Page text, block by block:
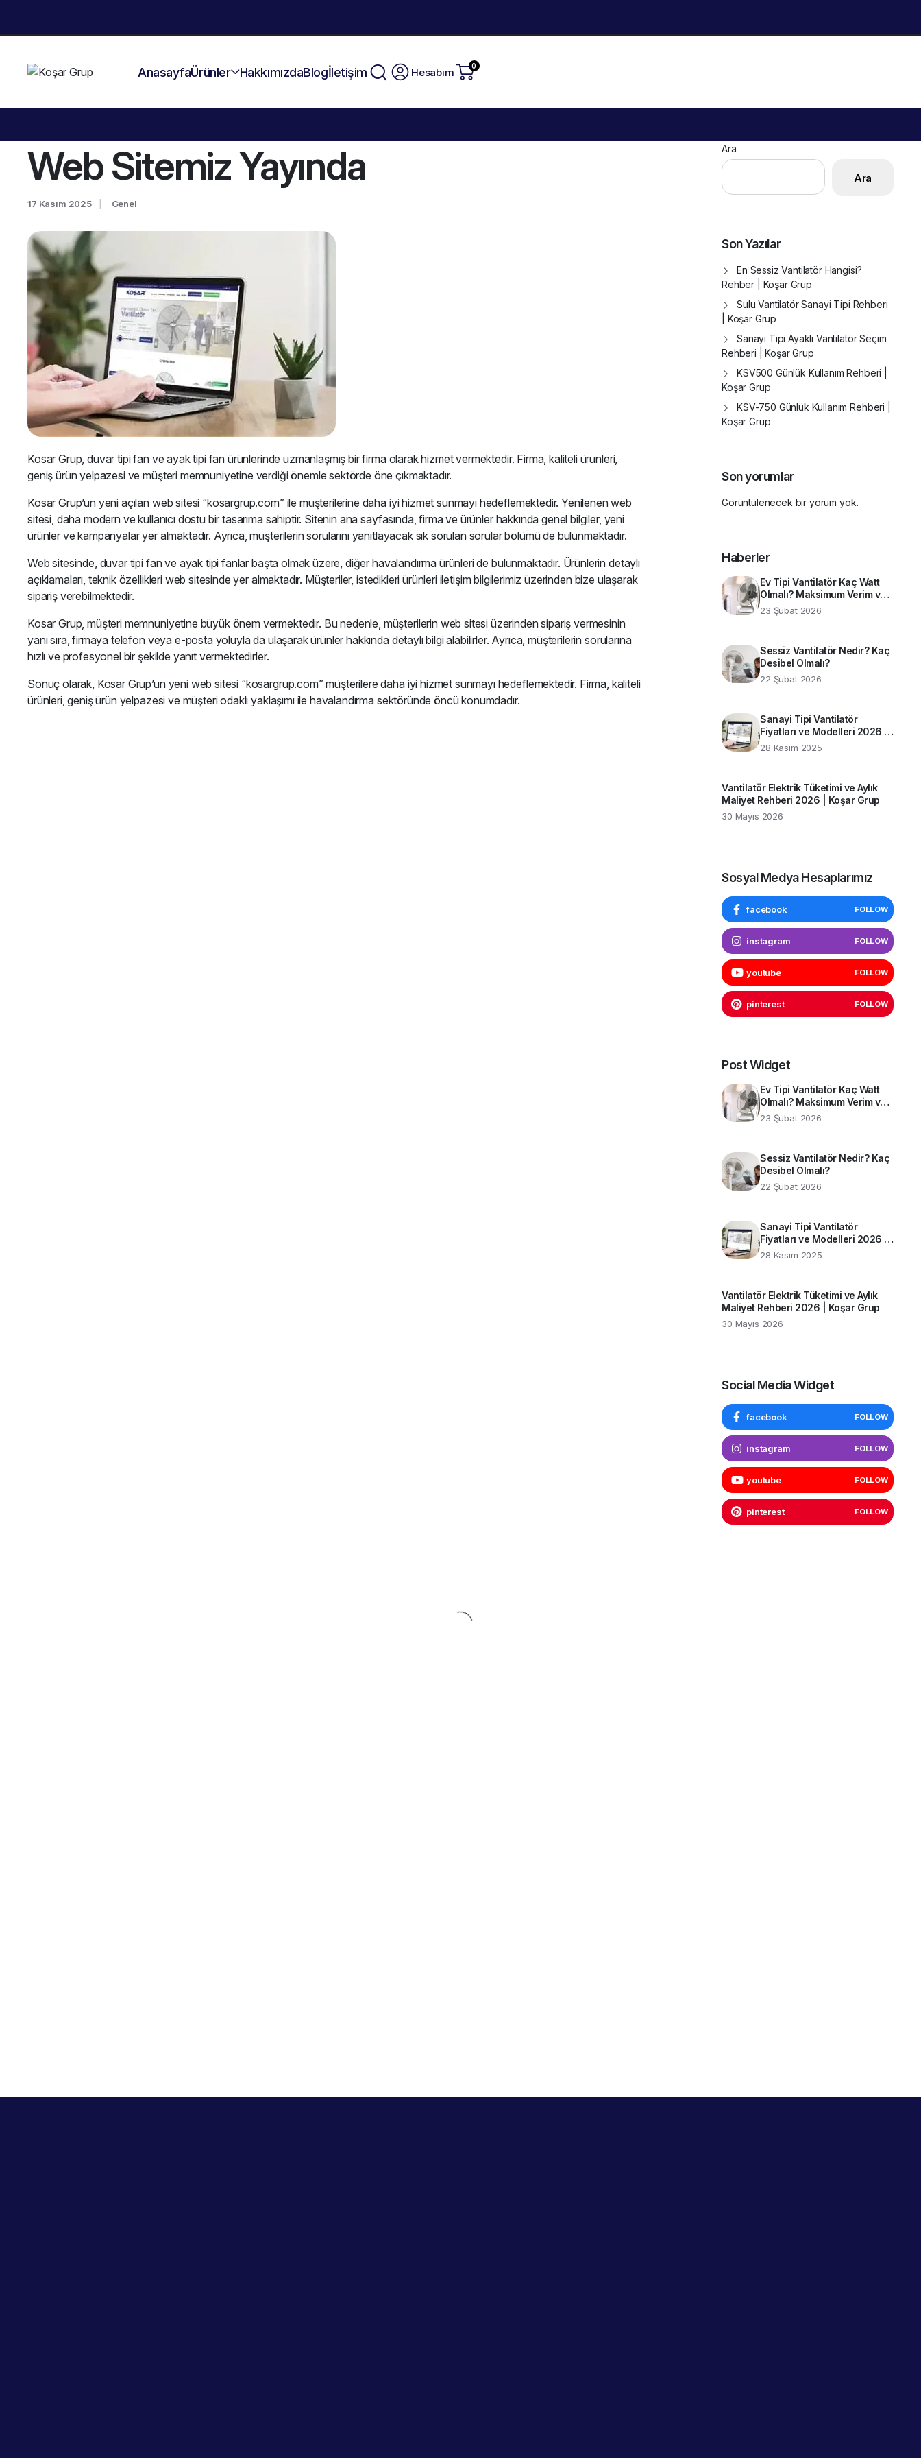
AnasayfaÜrünler HakkımızdaBlogİletişim Hesabım 0
Web Sitemiz Yayında
17 Kasım 2025 Genel
Kosar Grup, duvar tipi fan ve ayak tipi fan ürünlerinde uzmanlaşmış bir firma olarak hizmet vermektedir. Firma, kaliteli ürünleri,
geniş ürün yelpazesi ve müşteri memnuniyetine verdiği önemle sektörde öne çıkmaktadır.
Kosar Grup’un yeni açılan web sitesi “kosargrup.com” ile müşterilerine daha iyi hizmet sunmayı hedeflemektedir. Yenilenen web
sitesi, daha modern ve kullanıcı dostu bir tasarıma sahiptir. Sitenin ana sayfasında, firma ve ürünler hakkında genel bilgiler, yeni
ürünler ve kampanyalar yer almaktadır. Ayrıca, müşterilerin sorularını yanıtlayacak sık sorulan sorular bölümü de bulunmaktadır.
Web sitesinde, duvar tipi fan ve ayak tipi fanlar başta olmak üzere, diğer havalandırma ürünleri de bulunmaktadır. Ürünlerin detaylı
açıklamaları, teknik özellikleri web sitesinde yer almaktadır. Müşteriler, istedikleri ürünleri iletişim bilgilerimiz üzerinden bize ulaşarak
sipariş verebilmektedir.
Kosar Grup, müşteri memnuniyetine büyük önem vermektedir. Bu nedenle, müşterilerin web sitesi üzerinden sipariş vermesinin
yanı sıra, firmaya telefon veya e-posta yoluyla da ulaşarak ürünler hakkında detaylı bilgi alabilirler. Ayrıca, müşterilerin sorularına
hızlı ve profesyonel bir şekilde yanıt vermektedirler.
Sonuç olarak, Kosar Grup’un yeni web sitesi “kosargrup.com” müşterilere daha iyi hizmet sunmayı hedeflemektedir. Firma, kaliteli
ürünleri, geniş ürün yelpazesi ve müşteri odaklı yaklaşımı ile havalandırma sektöründe öncü konumdadır.
Ara
Ara
Son Yazılar
En Sessiz Vantilatör Hangisi?
Rehber | Koşar Grup
Sulu Vantilatör Sanayi Tipi Rehberi
| Koşar Grup
Sanayi Tipi Ayaklı Vantilatör Seçim
Rehberi | Koşar Grup
KSV500 Günlük Kullanım Rehberi |
Koşar Grup
KSV-750 Günlük Kullanım Rehberi |
Koşar Grup
Son yorumlar
Görüntülenecek bir yorum yok.
Haberler
Ev Tipi Vantilatör Kaç Watt
Olmalı? Maksimum Verim ve
Enerji Tasarrufu İçin Teknik
Rehber
23 Şubat 2026
Sessiz Vantilatör Nedir? Kaç
Desibel Olmalı?
22 Şubat 2026
Sanayi Tipi Vantilatör
Fiyatları ve Modelleri 2026 |
Koşar Grup Rehberi
28 Kasım 2025
Vantilatör Elektrik Tüketimi ve Aylık
Maliyet Rehberi 2026 | Koşar Grup
30 Mayıs 2026
Sosyal Medya Hesaplarımız
facebook FOLLOW
instagram FOLLOW
youtube FOLLOW
pinterest FOLLOW
Post Widget
Ev Tipi Vantilatör Kaç Watt
Olmalı? Maksimum Verim ve
Enerji Tasarrufu İçin Teknik
Rehber
23 Şubat 2026
Sessiz Vantilatör Nedir? Kaç
Desibel Olmalı?
22 Şubat 2026
Sanayi Tipi Vantilatör
Fiyatları ve Modelleri 2026 |
Koşar Grup Rehberi
28 Kasım 2025
Vantilatör Elektrik Tüketimi ve Aylık
Maliyet Rehberi 2026 | Koşar Grup
30 Mayıs 2026
Social Media Widget
facebook FOLLOW
instagram FOLLOW
youtube FOLLOW
pinterest FOLLOW